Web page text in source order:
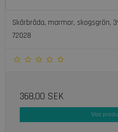
Skärbräda, marmor, skogsgrön,
72028
368,00 SEK
Visa